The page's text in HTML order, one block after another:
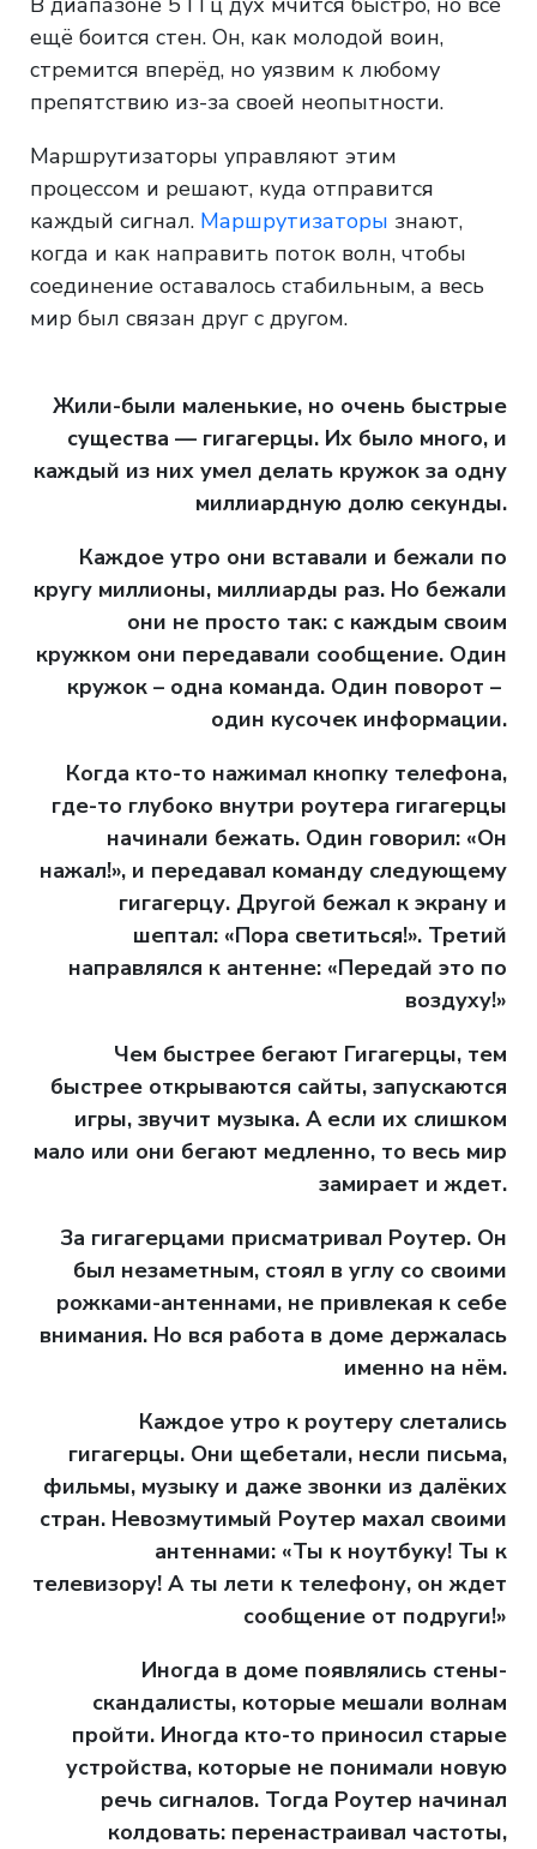
ещё боится стен. Он, как молодой воин,
стремится вперёд, но уязвим к любому
препятствию из-за своей неопытности.
Маршрутизаторы управляют этим
процессом и решают, куда отправится
каждый сигнал. Маршрутизаторы знают,
когда и как направить поток волн, чтобы
соединение оставалось стабильным, а весь
мир был связан друг с другом.
Жили-были маленькие, но очень быстрые
существа — гигагерцы. Их было много, и
каждый из них умел делать кружок за одну
миллиардную долю секунды.
Каждое утро они вставали и бежали по
кругу миллионы, миллиарды раз. Но бежали
они не просто так: с каждым своим
кружком они передавали сообщение. Один
кружок – одна команда. Один поворот –
один кусочек информации.
Когда кто-то нажимал кнопку телефона,
где-то глубоко внутри роутера гигагерцы
начинали бежать. Один говорил: «Он
нажал!», и передавал команду следующему
гигагерцу. Другой бежал к экрану и
шептал: «Пора светиться!». Третий
направлялся к антенне: «Передай это по
воздуху!»
Чем быстрее бегают Гигагерцы, тем
быстрее открываются сайты, запускаются
игры, звучит музыка. А если их слишком
мало или они бегают медленно, то весь мир
замирает и ждет.
За гигагерцами присматривал Роутер. Он
был незаметным, стоял в углу со своими
рожками-антеннами, не привлекая к себе
внимания. Но вся работа в доме держалась
именно на нём.
Каждое утро к роутеру слетались
гигагерцы. Они щебетали, несли письма,
фильмы, музыку и даже звонки из далёких
стран. Невозмутимый Роутер махал своими
антеннами: «Ты к ноутбуку! Ты к
телевизору! А ты лети к телефону, он ждет
сообщение от подруги!»
Иногда в доме появлялись стены-
скандалисты, которые мешали волнам
пройти. Иногда кто-то приносил старые
устройства, которые не понимали новую
речь сигналов. Тогда Роутер начинал
колдовать: перенастраивал частоты,